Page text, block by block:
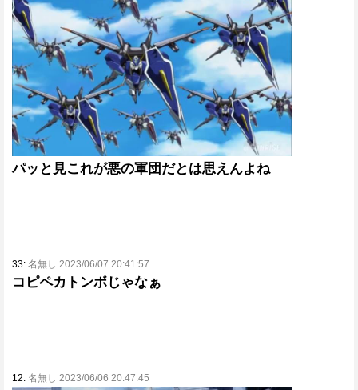
パッと見これが悪の軍団だとは思えんよね
33: 名無し 2023/06/07 20:41:57
コピペカトンボじゃなぁ
12: 名無し 2023/06/06 20:47:45